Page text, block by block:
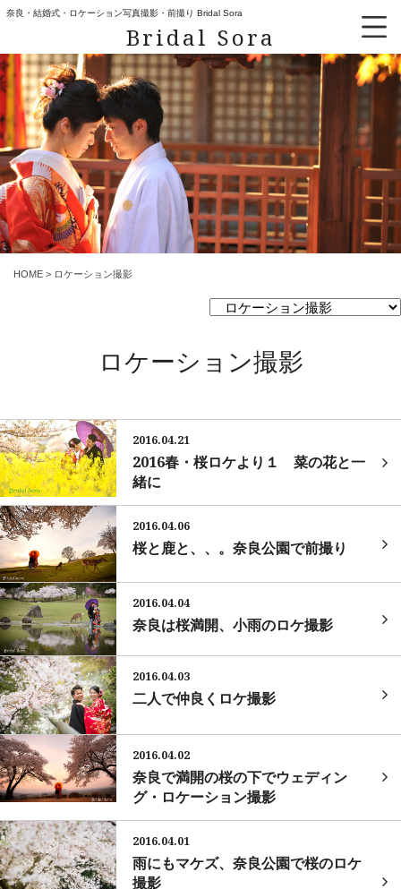
奈良・結婚式・ロケーション写真撮影・前撮り Bridal Sora
Bridal Sora
HOME > ロケーション撮影
ロケーション撮影
2016.04.21
2016春・桜ロケより１ 菜の花と一
緒に
2016.04.06
桜と鹿と、、。奈良公園で前撮り
2016.04.04
奈良は桜満開、小雨のロケ撮影
2016.04.03
二人で仲良くロケ撮影
2016.04.02
奈良で満開の桜の下でウェディン
グ・ロケーション撮影
2016.04.01
雨にもマケズ、奈良公園で桜のロケ
撮影